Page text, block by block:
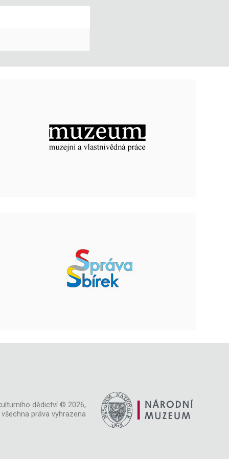
dědictví © 2026,
všechna práva vyhrazena